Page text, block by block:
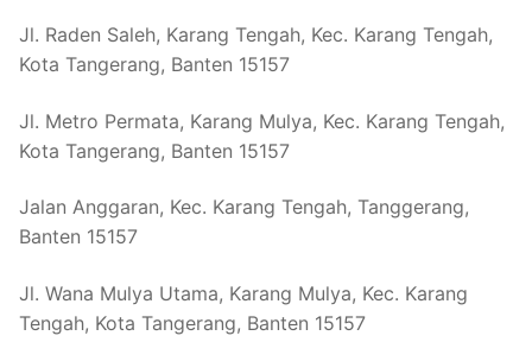
Jl. Raden Saleh, Karang Tengah, Kec. Karang Tengah,
Kota Tangerang, Banten 15157
Jl. Metro Permata, Karang Mulya, Kec. Karang Tengah,
Kota Tangerang, Banten 15157
Jalan Anggaran, Kec. Karang Tengah, Tanggerang,
Banten 15157
Jl. Wana Mulya Utama, Karang Mulya, Kec. Karang
Tengah, Kota Tangerang, Banten 15157